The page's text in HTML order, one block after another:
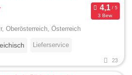
3 Bew.
Oberösterreich, Österreich
Lieferservice
23